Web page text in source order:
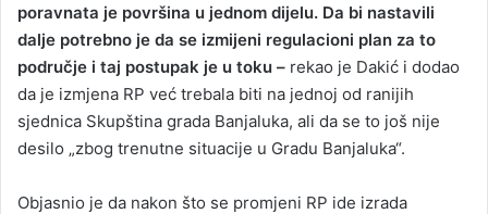
poravnata je površina u jednom dijelu. Da bi nastavili
dalje potrebno je da se izmijeni regulacioni plan za to
područje i taj postupak je u toku – rekao je Dakić i dodao
da je izmjena RP već trebala biti na jednoj od ranijih
sjednica Skupština grada Banjaluka, ali da se to još nije
desilo „zbog trenutne situacije u Gradu Banjaluka“.
Objasnio je da nakon što se promjeni RP ide izrada